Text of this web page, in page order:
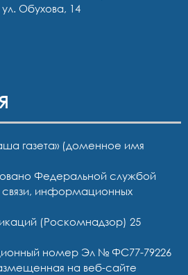
Обухова, 14
газета» (доменное имя
Федеральной службой
информационных
(Роскомнадзор) 25
номер Эл № ФС77-79226
на веб-сайте